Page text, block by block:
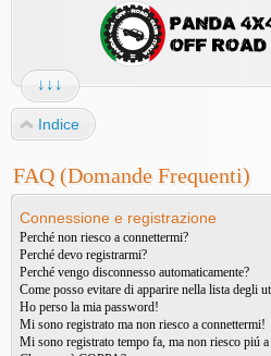
↓↓↓
Indice
FAQ (Domande Frequenti)
Connessione e registrazione
Perché non riesco a connettermi?
Perché devo registrarmi?
Perché vengo disconnesso automaticamente?
Come posso evitare di apparire nella lista degli
Ho perso la mia password!
Mi sono registrato ma non riesco a connettermi!
Mi sono registrato tempo fa, ma non riesco piú